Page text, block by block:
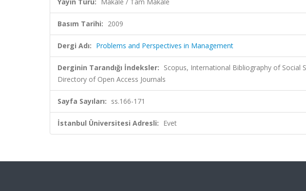
Basım Tarihi: 2009
Dergi Adı: Problems and Perspectives in Management
Derginin Tarandığı İndeksler: Scopus, International Bibliography of Social
Directory of Open Access Journals
Sayfa Sayıları: ss.166-171
İstanbul Üniversitesi Adresli: Evet